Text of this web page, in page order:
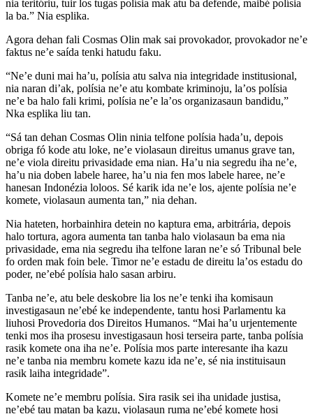
nia teritóriu, tuir los tugas polísia mak atu ba defende, maibé polísia
la ba.” Nia esplika.
Agora dehan fali Cosmas Olin mak sai provokador, provokador ne’e
faktus ne’e saída tenki hatudu faku.
“Ne’e duni mai ha’u, polísia atu salva nia integridade institusional,
nia naran di’ak, polísia ne’e atu kombate kriminoju, la’os polísia
ne’e ba halo fali krimi, polísia ne’e la’os organizasaun bandidu,”
Nka esplika liu tan.
“Sá tan dehan Cosmas Olin ninia telfone polísia hada’u, depois
obriga fó kode atu loke, ne’e violasaun direitus umanus grave tan,
ne’e viola direitu privasidade ema nian. Ha’u nia segredu iha ne’e,
ha’u nia doben labele haree, ha’u nia fen mos labele haree, ne’e
hanesan Indonézia loloos. Sé karik ida ne’e los, ajente polísia ne’e
komete, violasaun aumenta tan,” nia dehan.
Nia hateten, horbainhira detein no kaptura ema, arbitrária, depois
halo tortura, agora aumenta tan tanba halo violasaun ba ema nia
privasidade, ema nia segredu iha telfone laran ne’e só Tribunal bele
fo orden mak foin bele. Timor ne’e estadu de direitu la’os estadu do
poder, ne’ebé polísia halo sasan arbiru.
Tanba ne’e, atu bele deskobre lia los ne’e tenki iha komisaun
investigasaun ne’ebé ke independente, tantu hosi Parlamentu ka
liuhosi Provedoria dos Direitos Humanos. “Mai ha’u urjentemente
tenki mos iha prosesu investigasaun hosi terseira parte, tanba polísia
rasik komete ona iha ne’e. Polísia mos parte interesante iha kazu
ne’e tanba nia membru komete kazu ida ne’e, sé nia instituisaun
rasik laiha integridade”.
Komete ne’e membru polísia. Sira rasik sei iha unidade justisa,
ne’ebé tau matan ba kazu, violasaun ruma ne’ebé komete hosi